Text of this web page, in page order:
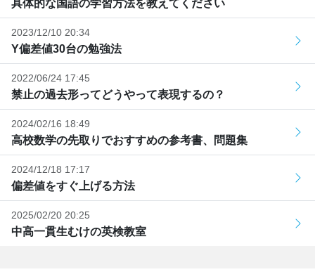
具体的な国語の学習方法を教えてください
2023/12/10 20:34
Y偏差値30台の勉強法
2022/06/24 17:45
禁止の過去形ってどうやって表現するの？
2024/02/16 18:49
高校数学の先取りでおすすめの参考書、問題集
2024/12/18 17:17
偏差値をすぐ上げる方法
2025/02/20 20:25
中高一貫生むけの英検教室